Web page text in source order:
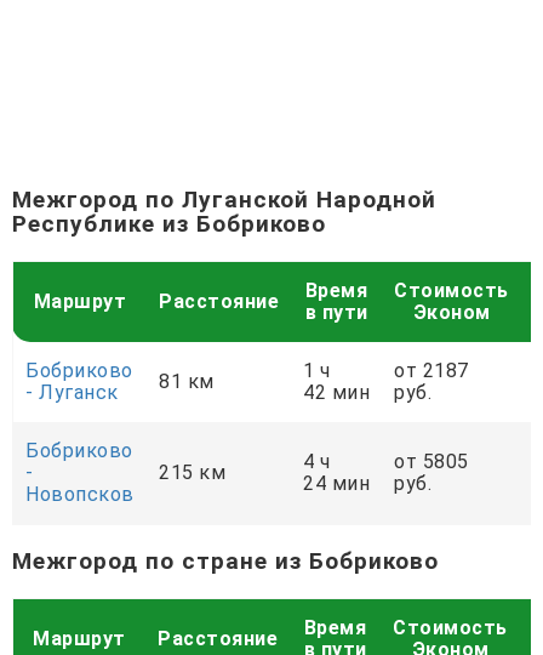
Межгород по Луганской Народной
Республике из Бобриково
Маршрут Расстояние
Время
в пути
Стоимость
Эконом
Бобриково
- Луганск
81 км
1 ч
42 мин
от 2187
руб.
Бобриково
-
Новопсков
215 км
4 ч
24 мин
от 5805
руб.
Межгород по стране из Бобриково
Маршрут Расстояние
Время
в пути
Стоимость
Эконом